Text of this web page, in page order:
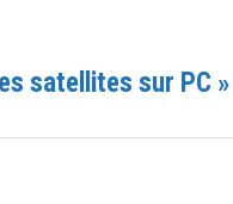
satellites sur PC »